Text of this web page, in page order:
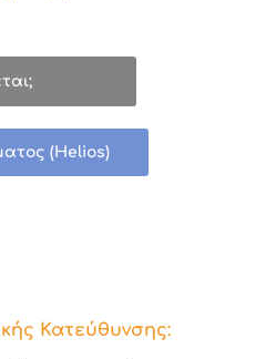
(Helios)
Κατεύθυνσης: